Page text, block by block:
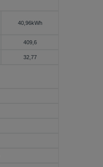
40,96kWh
409,6
32,77